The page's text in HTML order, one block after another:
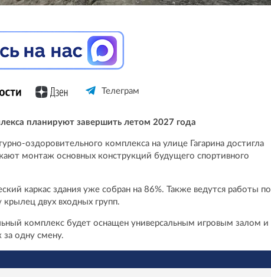
Телеграм
планируют завершить летом 2027 года
оздоровительного комплекса на улице Гагарина достигла
монтаж основных конструкций будущего спортивного
каркас здания уже собран на 86%. Также ведутся работы по
двух входных групп.
комплекс будет оснащен универсальным игровым залом и
одну смену.